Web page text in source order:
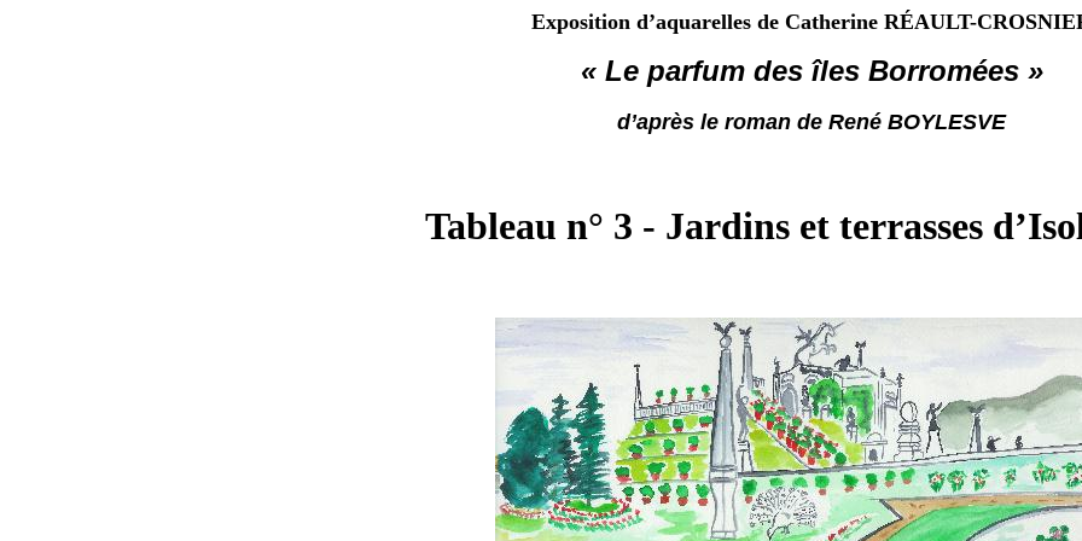
Exposition d’aquarelles de Catherine RÉAULT-
« Le parfum des îles Borromées »
d’après le roman de René BOYLESVE
Tableau n° 3 - Jardins et terrasses